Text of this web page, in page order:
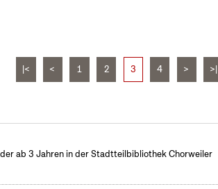
|< < 1 2 3 4 > >|
ab 3 Jahren in der Stadtteilbibliothek Chorweiler